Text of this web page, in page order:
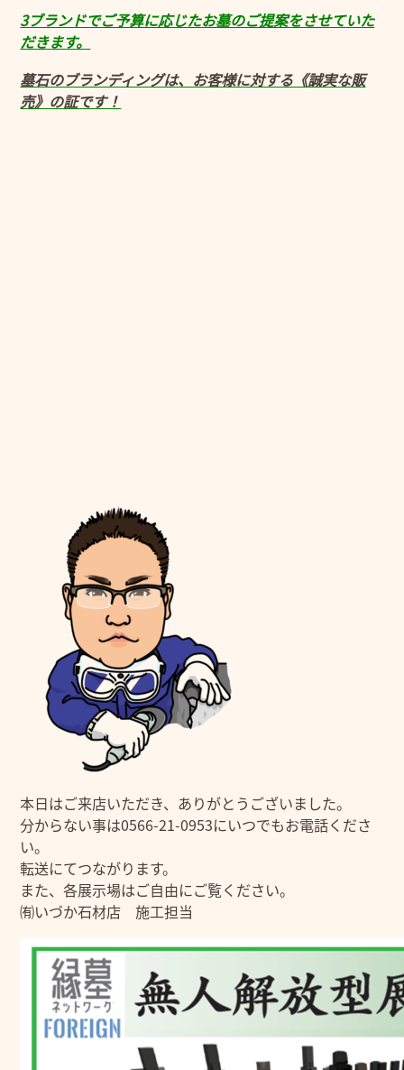
3ブランドでご予算に応じたお墓のご提案をさせていた
だきます。
墓石のブランディングは、お客様に対する《誠実な販
売》の証です！
本日はご来店いただき、ありがとうございました。
分からない事は0566-21-0953にいつでもお電話くださ
い。
転送にてつながります。
また、各展示場はご自由にご覧ください。
㈲いづか石材店 施工担当